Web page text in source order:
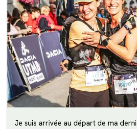
Je suis arrivée au départ de ma